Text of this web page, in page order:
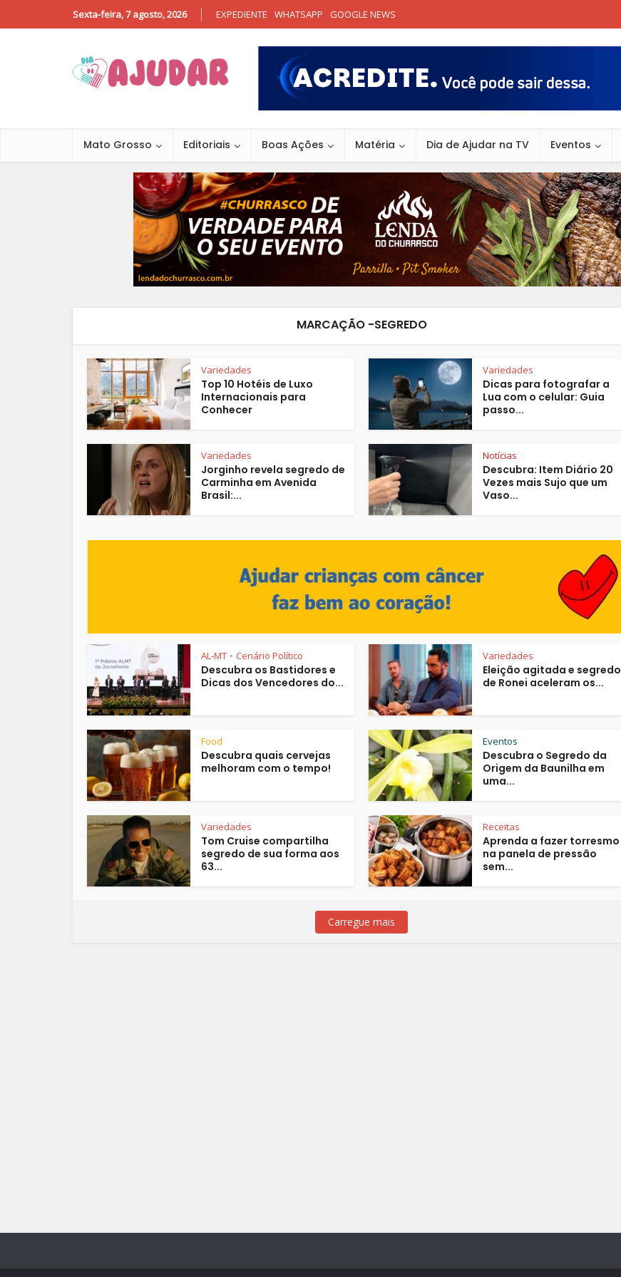
Sexta-feira, 7 agosto, 2026 EXPEDIENTE WHATSAPP GOOGLE NEWS
Mato Grosso Editoriais Boas Ações Matéria Dia de Ajudar na TV Eventos
MARCAÇÃO -SEGREDO
Variedades
Top 10 Hotéis de Luxo
Internacionais para
Conhecer
Variedades
Dicas para fotografar a
Lua com o celular: Guia
passo...
Variedades
Jorginho revela segredo de
Carminha em Avenida
Brasil:...
Notícias
Descubra: Item Diário 20
Vezes mais Sujo que um
Vaso...
AL-MT • Cenário Político
Descubra os Bastidores e
Dicas dos Vencedores do...
Variedades
Eleição agitada e segredo
de Ronei aceleram os...
Food
Descubra quais cervejas
melhoram com o tempo!
Eventos
Descubra o Segredo da
Origem da Baunilha em
uma...
Variedades
Tom Cruise compartilha
segredo de sua forma aos
63...
Receitas
Aprenda a fazer torresmo
na panela de pressão
sem...
Carregue mais